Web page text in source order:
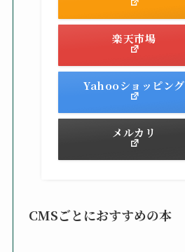
楽天市場
Yahooショッピング
メルカリ
CMSごとにおすすめの本